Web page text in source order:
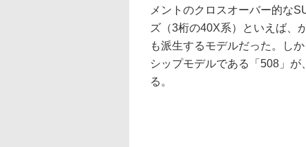
メントのクロスオーバー的な
ズ（3桁の40X系）といえば、
も派生するモデルだった。し
シップモデルである「508」
る。